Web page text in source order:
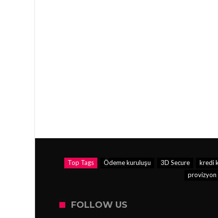
Top Tags Ödeme kuruluşu 3D Secure
kredi
provizyon
FOLLOW US